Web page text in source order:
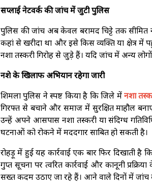
सप्लाई नेटवर्क की जांच में जुटी पुलिस
पुलिस की जांच अब केवल बरामद चिट्टे तक सीमित
कहां से खरीदा था और इसे किस व्यक्ति या क्षेत्र में
नशा तस्करी गिरोह से जुड़े हैं। यदि जांच में अन्य
नशे के खिलाफ अभियान रहेगा जारी
शिमला पुलिस ने स्पष्ट किया है कि जिले मेंनशा
गिरफ्त से बचाने और समाज में सुरक्षित माहौल
उन्हें अपने आसपास नशा तस्करी या संदिग्ध
घटनाओं को रोकने में मददगार साबित हो सकती है।
रोहड़ू में हुई यह कार्रवाई एक बार फिर दिखाती है
गुप्त सूचना पर त्वरित कार्रवाई और कानूनी
सख्त कदम उठाए जा रहे हैं। आने वाले दिनों में